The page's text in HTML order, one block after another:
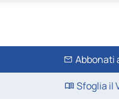
Abbonati
Sfoglia il